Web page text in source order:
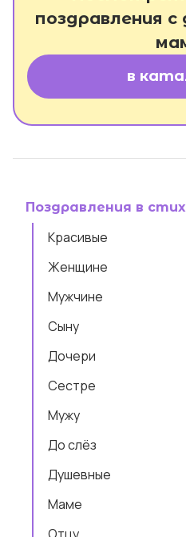
Поздравления в
Красивые
Женщине
Мужчине
Сыну
Дочери
Сестре
Мужу
До слёз
Душевные
Маме
поздравления
в